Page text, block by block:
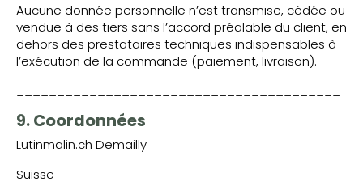
Aucune donnée personnelle n’est transmise, cédée ou
vendue à des tiers sans l’accord préalable du client, en
dehors des prestataires techniques indispensables à
l’exécution de la commande (paiement, livraison).
9. Coordonnées
Lutinmalin.ch Demailly
Suisse